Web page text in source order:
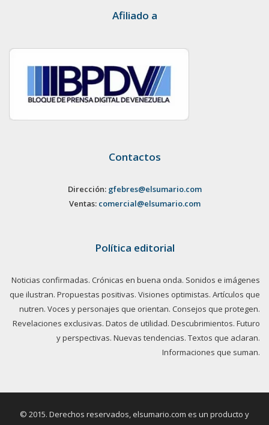
Afiliado a
Contactos
Dirección: gfebres@elsumario.com
Ventas: comercial@elsumario.com
Política editorial
Noticias confirmadas. Crónicas en buena onda. Sonidos e imágenes
que ilustran. Propuestas positivas. Visiones optimistas. Artículos que
nutren. Voces y personajes que orientan. Consejos que protegen.
Revelaciones exclusivas. Datos de utilidad. Descubrimientos. Futuro
y perspectivas. Nuevas tendencias. Textos que aclaran.
Informaciones que suman.
© 2015. Derechos reservados, elsumario.com es un producto y